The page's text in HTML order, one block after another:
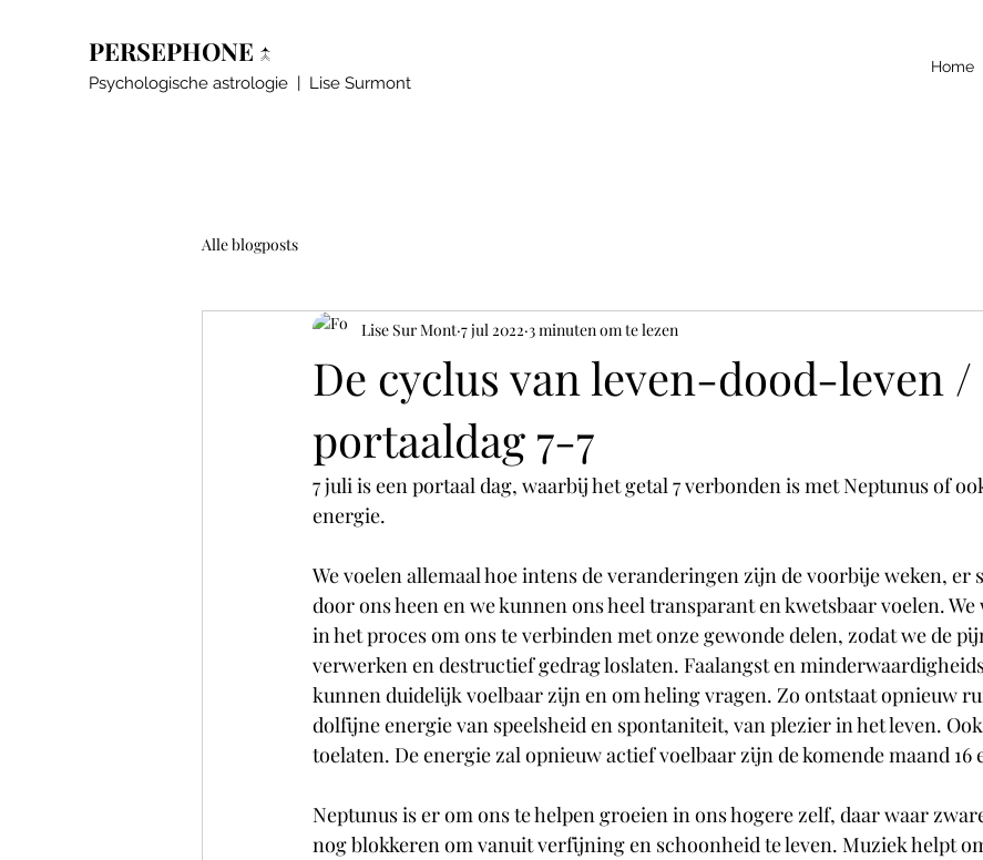
PERSEPHONE ↑
Psychologische astrologie | Lise Surmont
Home
Alle blogposts
De cyclus van leven-dood-leven /
portaaldag 7-7
Lise Sur Mont 7 jul 2022 3 minuten om te lezen
7 juli is een portaal dag, waarbij het getal 7 verbonden is met Neptunus of
energie.
We voelen allemaal hoe intens de veranderingen zijn de voorbije weken, er
door ons heen en we kunnen ons heel transparant en kwetsbaar voelen.
in het proces om ons te verbinden met onze gewonde delen, zodat we de
verwerken en destructief gedrag loslaten. Faalangst en
kunnen duidelijk voelbaar zijn en om heling vragen. Zo ontstaat opnieuw
dolfijne energie van speelsheid en spontaniteit, van plezier in het leven.
toelaten. De energie zal opnieuw actief voelbaar zijn de komende maand 16
Neptunus is er om ons te helpen groeien in ons hogere zelf, daar waar
nog blokkeren om vanuit verfijning en schoonheid te leven. Muziek helpt